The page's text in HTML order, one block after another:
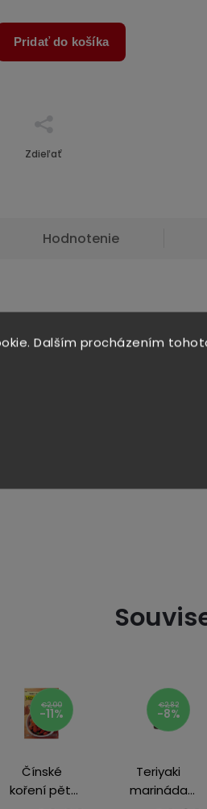
Dalším procházením
Pridať do košíka
Zdieľať
Hodnotenie
€2,00
-11%
Čínské
koření pěti
€2,82
-8%
Teriyaki
marináda